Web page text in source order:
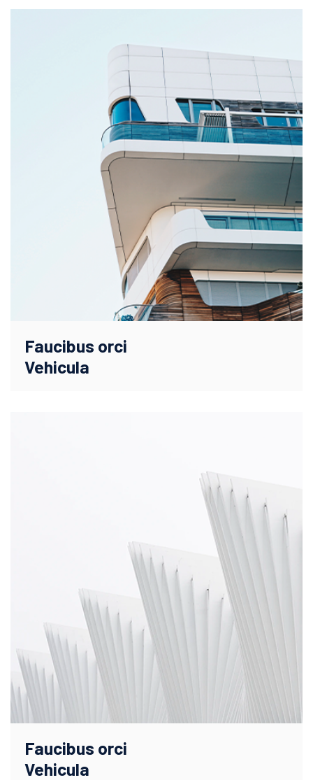
Faucibus orci
Vehicula
Faucibus orci
Vehicula